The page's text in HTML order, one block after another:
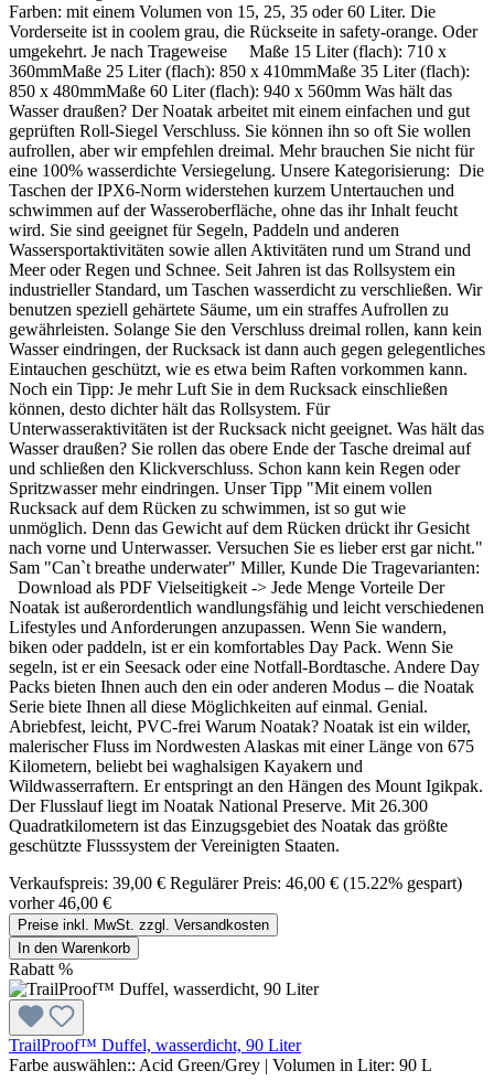
Farben: mit einem Volumen von 15, 25, 35 oder 60 Liter. Die
Vorderseite ist in coolem grau, die Rückseite in safety-orange. Oder
umgekehrt. Je nach Trageweise Maße 15 Liter (flach): 710 x
360mmMaße 25 Liter (flach): 850 x 410mmMaße 35 Liter (flach):
850 x 480mmMaße 60 Liter (flach): 940 x 560mm Was hält das
Wasser draußen? Der Noatak arbeitet mit einem einfachen und gut
geprüften Roll-Siegel Verschluss. Sie können ihn so oft Sie wollen
aufrollen, aber wir empfehlen dreimal. Mehr brauchen Sie nicht für
eine 100% wasserdichte Versiegelung. Unsere Kategorisierung: Die
Taschen der IPX6-Norm widerstehen kurzem Untertauchen und
schwimmen auf der Wasseroberfläche, ohne das ihr Inhalt feucht
wird. Sie sind geeignet für Segeln, Paddeln und anderen
Wassersportaktivitäten sowie allen Aktivitäten rund um Strand und
Meer oder Regen und Schnee. Seit Jahren ist das Rollsystem ein
industrieller Standard, um Taschen wasserdicht zu verschließen. Wir
benutzen speziell gehärtete Säume, um ein straffes Aufrollen zu
gewährleisten. Solange Sie den Verschluss dreimal rollen, kann kein
Wasser eindringen, der Rucksack ist dann auch gegen gelegentliches
Eintauchen geschützt, wie es etwa beim Raften vorkommen kann.
Noch ein Tipp: Je mehr Luft Sie in dem Rucksack einschließen
können, desto dichter hält das Rollsystem. Für
Unterwasseraktivitäten ist der Rucksack nicht geeignet. Was hält das
Wasser draußen? Sie rollen das obere Ende der Tasche dreimal auf
und schließen den Klickverschluss. Schon kann kein Regen oder
Spritzwasser mehr eindringen. Unser Tipp "Mit einem vollen
Rucksack auf dem Rücken zu schwimmen, ist so gut wie
unmöglich. Denn das Gewicht auf dem Rücken drückt ihr Gesicht
nach vorne und Unterwasser. Versuchen Sie es lieber erst gar nicht."
Sam "Can`t breathe underwater" Miller, Kunde Die Tragevarianten:
Download als PDF Vielseitigkeit -> Jede Menge Vorteile Der
Noatak ist außerordentlich wandlungsfähig und leicht verschiedenen
Lifestyles und Anforderungen anzupassen. Wenn Sie wandern,
biken oder paddeln, ist er ein komfortables Day Pack. Wenn Sie
segeln, ist er ein Seesack oder eine Notfall-Bordtasche. Andere Day
Packs bieten Ihnen auch den ein oder anderen Modus – die Noatak
Serie biete Ihnen all diese Möglichkeiten auf einmal. Genial.
Abriebfest, leicht, PVC-frei Warum Noatak? Noatak ist ein wilder,
malerischer Fluss im Nordwesten Alaskas mit einer Länge von 675
Kilometern, beliebt bei waghalsigen Kayakern und
Wildwasserraftern. Er entspringt an den Hängen des Mount Igikpak.
Der Flusslauf liegt im Noatak National Preserve. Mit 26.300
Quadratkilometern ist das Einzugsgebiet des Noatak das größte
geschützte Flusssystem der Vereinigten Staaten.
Verkaufspreis: 39,00 € Regulärer Preis: 46,00 € (15.22% gespart)
vorher 46,00 €
Preise inkl. MwSt. zzgl. Versandkosten
In den Warenkorb
Rabatt %
TrailProof™ Duffel, wasserdicht, 90 Liter
Farbe auswählen:: Acid Green/Grey | Volumen in Liter: 90 L